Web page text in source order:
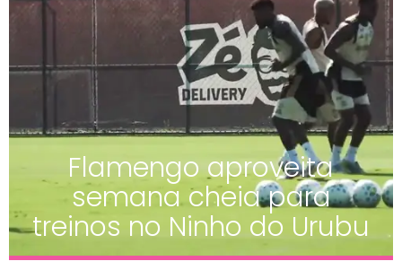
Flamengo aproveita
semana cheia para
treinos no Ninho do Urubu